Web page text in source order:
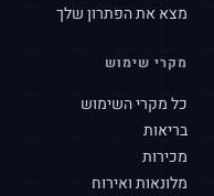
מצא את הפתרון שלך
מקרי שימוש
כל מקרי השימוש
בריאות
מכירות
מלונאות ואירוח